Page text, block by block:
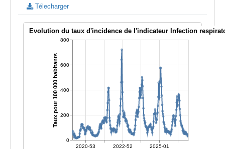
Télecharger
2020-53 2022-52 2025-01
0
200
400
600
800
Taux pour 100 000 habitants
Evolution du taux d'incidence de l'indicateur Infection